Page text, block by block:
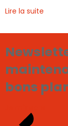
Lire la suite
bons